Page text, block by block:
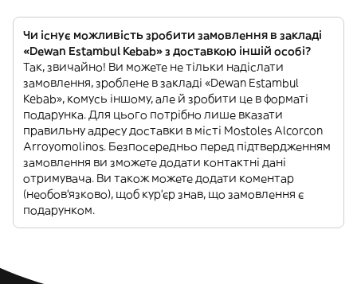
Чи існує можливість зробити замовлення в закладі
«Dewan Estambul Kebab» з доставкою іншій особі?
Так, звичайно! Ви можете не тільки надіслати
замовлення, зроблене в закладі «Dewan Estambul
Kebab», комусь іншому, але й зробити це в форматі
подарунка. Для цього потрібно лише вказати
правильну адресу доставки в місті Mostoles Alcorcon
Arroyomolinos. Безпосередньо перед підтвердженням
замовлення ви зможете додати контактні дані
отримувача. Ви також можете додати коментар
(необов'язково), щоб кур'єр знав, що замовлення є
подарунком.